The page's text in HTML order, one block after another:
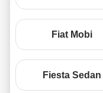
Fiat Mobi
Fiesta Sedan